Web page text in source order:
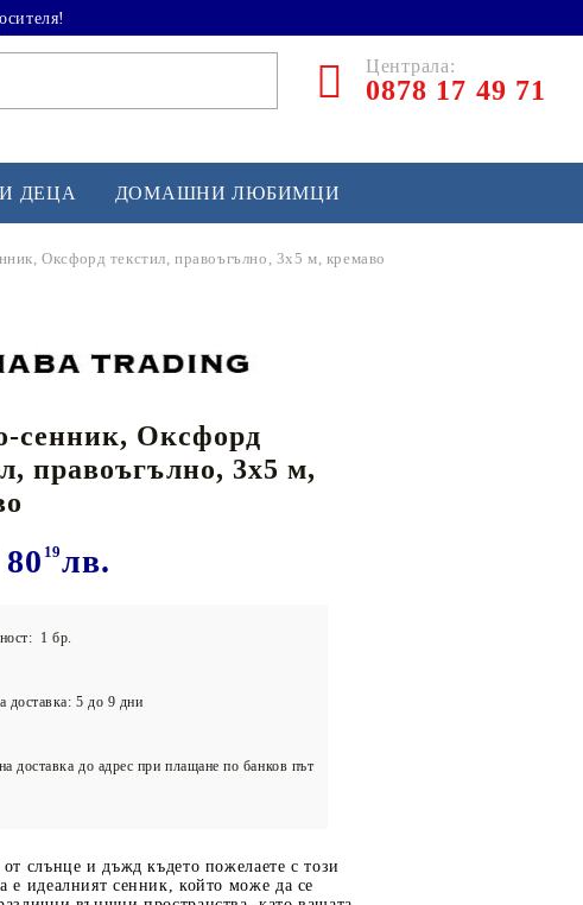
Централа:
0878 17 49 71
Баскетбол
Бейзбол и софтбол
Хокей и лакрос
Волейбол
ДЕЦА ДОМАШНИ ЛЮБИМЦИ
Оксфорд текстил, правоъгълно, 3x5 м, кремаво
сенник, Оксфорд
правоъгълно, 3x5 м,
80 19лв.
1 бр.
доставка: 5 до 9 дни
доставка до адрес при плащане по банков път
от слънце и дъжд където пожелаете с този
е идеалният сенник, който може да се